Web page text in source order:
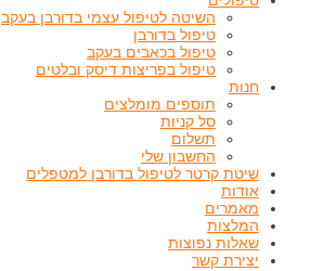
השיטה לטיפול עצמי בדורבן בעקב
טיפול בדורבן
טיפול בכאבים בעקב
טיפול בפריצות דיסק ובלטים
חנות
תוספים מומלצים
סל קניות
תשלום
החשבון שלי
שיטת קרטר לטיפול בדורבן למטפלים
אודות
מאמרים
המלצות
שאלות נפוצות
יצירת קשר